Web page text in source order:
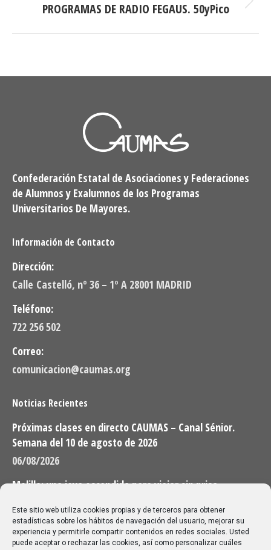
Este sitio web utiliza cookies propias y de terceros para obtener
estadísticas sobre los hábitos de navegación del usuario, mejorar su
experiencia y permitirle compartir contenidos en redes sociales. Usted
puede aceptar o rechazar las cookies, así como personalizar cuáles
Publicación
PROGRAMAS DE RADIO FEGAUS. 50yPico
Confederación Estatal de Asociaciones y Federaciones
de Alumnos y Exalumnos de los Programas
Universitarios De Mayores.
Información de Contacto
Dirección:
Calle Castelló, nº 36 – 1º A 28001 MADRID
Teléfono:
722 256 502
Correo:
comunicacion@caumas.org
Noticias Recientes
Próximas clases en directo CAUMAS – Canal Sénior.
Semana del 10 de agosto de 2026
06/08/2026
Melilla: una joya escondida para viajar sin prisa
28/07/2026
Buscar